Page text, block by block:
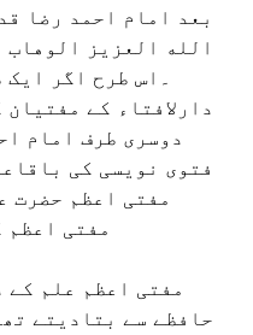
بعد امام احمد رضا
الله العزيز
۔اس طرح اگر
دارلافتاء کے
دوسری طرف امام
فتوی نویسی کی
مفتی اعظم حضرت
مفتی اعظم
حافظے سے بتادیتے